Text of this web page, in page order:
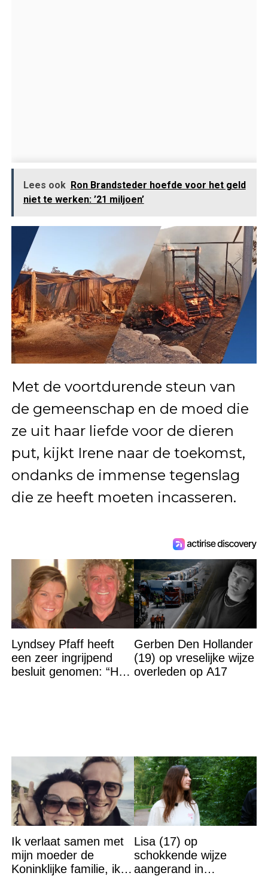
Lees ook Ron Brandsteder hoefde voor het geld
niet te werken: ’21 miljoen’
Met de voortdurende steun van
de gemeenschap en de moed die
ze uit haar liefde voor de dieren
put, kijkt Irene naar de toekomst,
ondanks de immense tegenslag
die ze heeft moeten incasseren.
Lyndsey Pfaff heeft
een zeer ingrijpend
besluit genomen: “Het
Gerben Den Hollander
(19) op vreselijke wijze
overleden op A17
Ik verlaat samen met
mijn moeder de
Koninklijke familie, ik
Lisa (17) op
schokkende wijze
aangerand in